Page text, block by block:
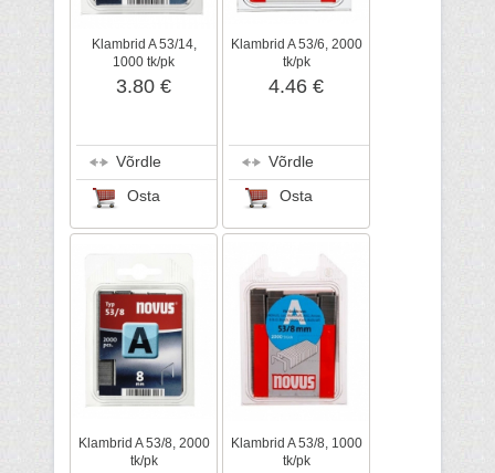
Klambrid A 53/14,
1000 tk/pk
3.80 €
Võrdle
Osta
Klambrid A 53/6, 2000
tk/pk
4.46 €
Võrdle
Osta
Klambrid A 53/8, 2000
tk/pk
Klambrid A 53/8, 1000
tk/pk